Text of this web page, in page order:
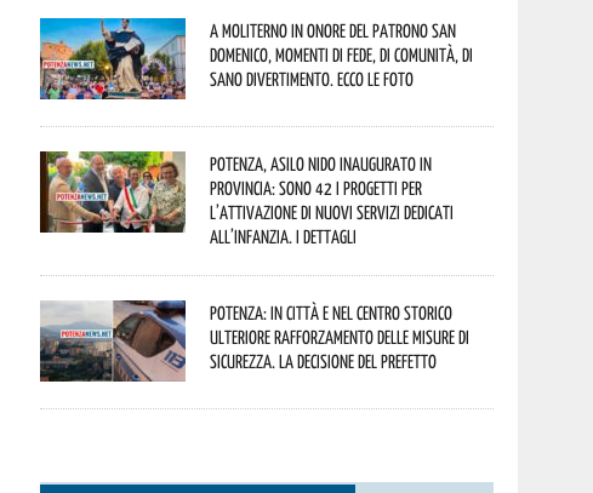
A Moliterno in onore del Patrono San
Domenico, momenti di fede, di comunità, di
sano divertimento. Ecco le foto
Potenza, asilo nido inaugurato in
provincia: sono 42 i progetti per
l’attivazione di nuovi servizi dedicati
all’infanzia. I dettagli
Potenza: in città e nel centro storico
ulteriore rafforzamento delle misure di
sicurezza. La decisione del Prefetto